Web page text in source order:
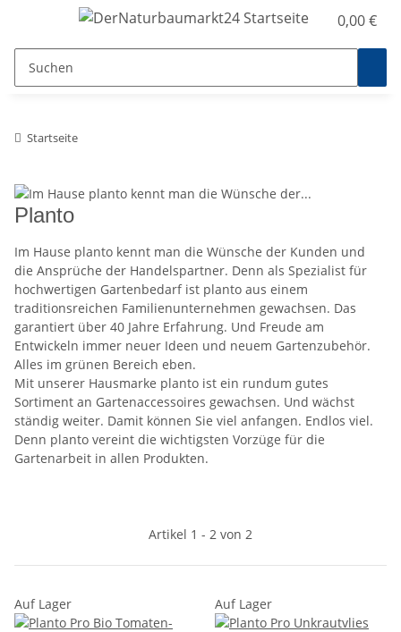
0,00 €
Startseite
Planto
Im Hause planto kennt man die Wünsche der Kunden und
die Ansprüche der Handelspartner. Denn als Spezialist für
hochwertigen Gartenbedarf ist planto aus einem
traditionsreichen Familienunternehmen gewachsen. Das
garantiert über 40 Jahre Erfahrung. Und Freude am
Entwickeln immer neuer Ideen und neuem Gartenzubehör.
Alles im grünen Bereich eben.
Mit unserer Hausmarke planto ist ein rundum gutes
Sortiment an Gartenaccessoires gewachsen. Und wächst
ständig weiter. Damit können Sie viel anfangen. Endlos viel.
Denn planto vereint die wichtigsten Vorzüge für die
Gartenarbeit in allen Produkten.
Artikel 1 - 2 von 2
Auf Lager Auf Lager